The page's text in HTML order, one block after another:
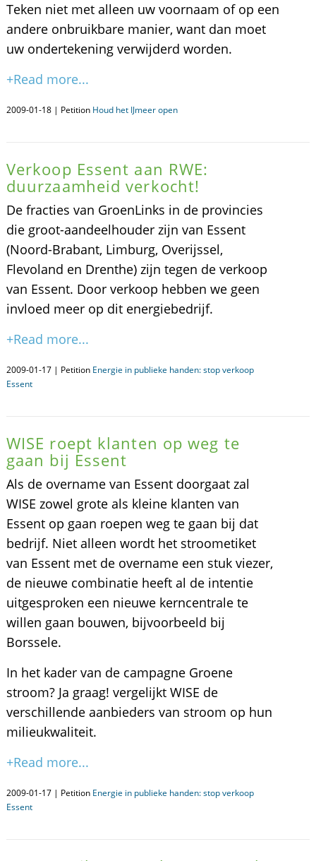
Teken niet met alleen uw voornaam of op een
andere onbruikbare manier, want dan moet
uw ondertekening verwijderd worden.
+Read more...
2009-01-18 | Petition Houd het IJmeer open
Verkoop Essent aan RWE:
duurzaamheid verkocht!
De fracties van GroenLinks in de provincies
die groot-aandeelhouder zijn van Essent
(Noord-Brabant, Limburg, Overijssel,
Flevoland en Drenthe) zijn tegen de verkoop
van Essent. Door verkoop hebben we geen
invloed meer op dit energiebedrijf.
+Read more...
2009-01-17 | Petition Energie in publieke handen: stop verkoop
Essent
WISE roept klanten op weg te
gaan bij Essent
Als de overname van Essent doorgaat zal
WISE zowel grote als kleine klanten van
Essent op gaan roepen weg te gaan bij dat
bedrijf. Niet alleen wordt het stroometiket
van Essent met de overname een stuk viezer,
de nieuwe combinatie heeft al de intentie
uitgesproken een nieuwe kerncentrale te
willen gaan bouwen, bijvoorbeeld bij
Borssele.
In het kader van de campagne Groene
stroom? Ja graag! vergelijkt WISE de
verschillende aanbieders van stroom op hun
milieukwaliteit.
+Read more...
2009-01-17 | Petition Energie in publieke handen: stop verkoop
Essent